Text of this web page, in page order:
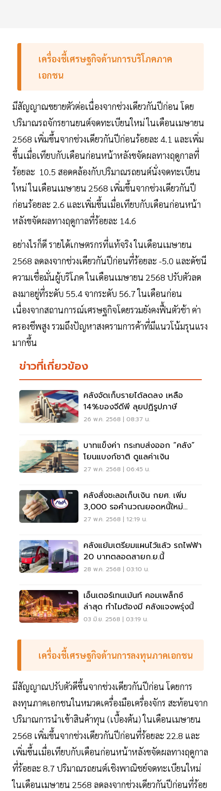
เครื่องชี้เศรษฐกิจด้านการบริโภคภาค
เอกชน
มีสัญญาณขยายตัวต่อเนื่องจากช่วงเดียวกันปีก่อน โดย
ปริมาณรถจักรยานยนต์จดทะเบียนใหม่ ในเดือนเมษายน
2568 เพิ่มขึ้นจากช่วงเดียวกันปีก่อนร้อยละ 4.1 และเพิ่ม
ขึ้นเมื่อเทียบกับเดือนก่อนหน้าหลังขจัดผลทางฤดูกาลที่
ร้อยละ 10.5 สอดคล้องกับปริมาณรถยนต์นั่งจดทะเบียน
ใหม่ ในเดือนเมษายน 2568 เพิ่มขึ้นจากช่วงเดียวกันปี
ก่อนร้อยละ 2.6 และเพิ่มขึ้นเมื่อเทียบกับเดือนก่อนหน้า
หลังขจัดผลทางฤดูกาลที่ร้อยละ 14.6
อย่างไรก็ดี รายได้เกษตรกรที่แท้จริง ในเดือนเมษายน
2568 ลดลงจากช่วงเดียวกันปีก่อนที่ร้อยละ -5.0 และดัชนี
ความเชื่อมั่นผู้บริโภค ในเดือนเมษายน 2568 ปรับตัวลด
ลงมาอยู่ที่ระดับ 55.4 จากระดับ 56.7 ในเดือนก่อน
เนื่องจากสถานการณ์เศรษฐกิจโดยรวมยังคงฟื้นตัวช้า ค่า
ครองชีพสูง รวมถึงปัญหาสงครามการค้าที่มีแนวโน้มรุนแรง
มากขึ้น
ข่าวที่เกี่ยวข้อง
คลังจัดเก็บรายได้ลดลง เหลือ
14%ของจีดีพี ลุยปฏิรูปภาษี
26 พ.ค. 2568 | 08:37 น.
บาทแข็งค่า กระทบส่งออก “คลัง”
โยนแบงก์ชาติ ดูแลค่าเงิน
27 พ.ค. 2568 | 06:45 น.
คลังสั่งชะลอเก็บเงิน กยศ. เพิ่ม
3,000 รอคำนวณยอดหนี้ใหม่
ก.ค.นี้
27 พ.ค. 2568 | 12:19 น.
คลังแย้มเตรียมแผนไว้แล้ว รถไฟฟ้า
20 บาทตลอดสายก.ย.นี้
28 พ.ค. 2568 | 03:10 น.
เอ็นเตอร์เทนเม้นท์ คอมเพล็กซ์
ล่าสุด ทำไมต้องมี คลังแจงพรุ่งนี้
03 มิ.ย. 2568 | 03:19 น.
เครื่องชี้เศรษฐกิจด้านการลงทุนภาคเอกชน
มีสัญญาณปรับตัวดีขึ้นจากช่วงเดียวกันปีก่อน โดยการ
ลงทุนภาคเอกชนในหมวดเครื่องมือเครื่องจักร สะท้อนจาก
ปริมาณการนำเข้าสินค้าทุน (เบื้องต้น) ในเดือนเมษายน
2568 เพิ่มขึ้นจากช่วงเดียวกันปีก่อนที่ร้อยละ 22.8 และ
เพิ่มขึ้นเมื่อเทียบกับเดือนก่อนหน้าหลังขจัดผลทางฤดูกาล
ที่ร้อยละ 8.7 ปริมาณรถยนต์เชิงพาณิชย์จดทะเบียนใหม่
ในเดือนเมษายน 2568 ลดลงจากช่วงเดียวกันปีก่อนที่ร้อย